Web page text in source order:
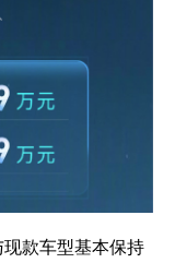
款车型基本保持